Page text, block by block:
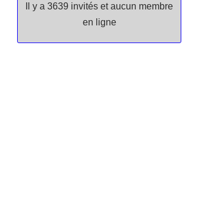
Il y a 3639 invités et aucun membre
en ligne